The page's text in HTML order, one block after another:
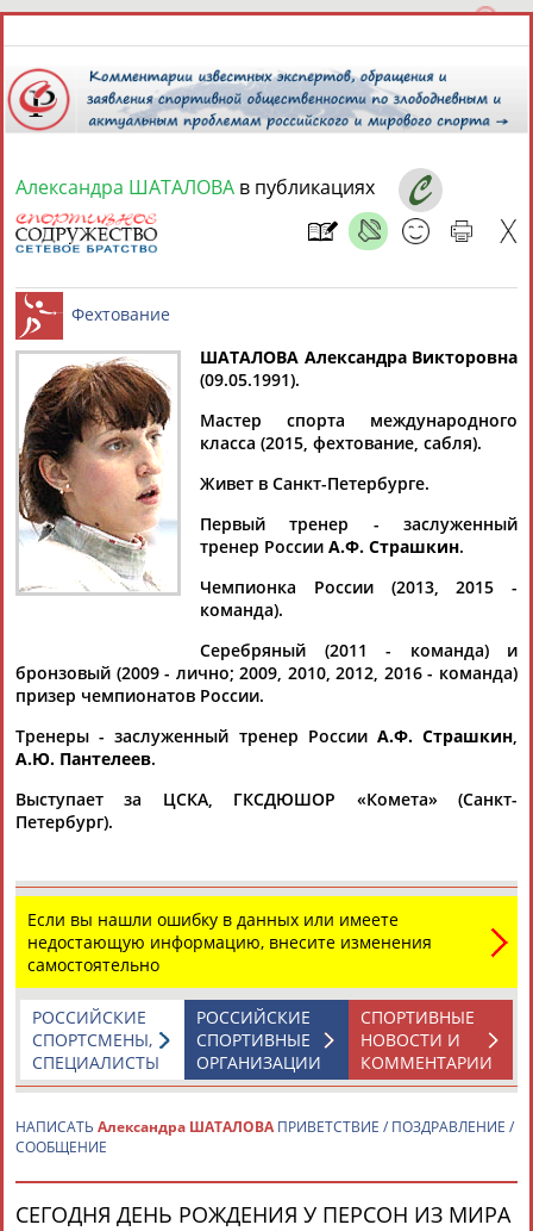
6 августа 2026 года,
СПОРТСМЕНЫ, ТРЕНЕРЫ И СПЕЦИАЛИСТЫ
Найдено: 13181персон Расширенный поиск
Аслаудин
АБАЕВ
Елена
АБАИМОВА
АБАКУМОВА
Юлия
АБАЛАКИНА
АБАРЕНОВ
Тамилла
АБАСОВА
Рамазан
АБАЧАРАЕВ
АБАШИДЗЕ
АББАТЕ-
БУЛАТОВА
АББЯСОВА
АБДИКАРИМОВААБДРАХМАНОВ
Александра ШАТАЛОВА в публикациях
Фехтование
ШАТАЛОВА Александра Викторовна
(09.05.1991).
Мастер спорта международного
класса (2015, фехтование, сабля).
Живет в Санкт-Петербурге.
Первый тренер - заслуженный
тренер России А.Ф. Страшкин.
Чемпионка России (2013, 2015 -
команда).
Серебряный (2011 - команда) и
бронзовый (2009 - лично; 2009, 2010, 2012, 2016 - команда)
призер чемпионатов России.
Тренеры - заслуженный тренер России А.Ф. Страшкин,
А.Ю. Пантелеев.
Выступает за ЦСКА, ГКСДЮШОР «Комета» (Санкт-
Петербург).
Если вы нашли ошибку в данных или имеете
недостающую информацию, внесите изменения
самостоятельно
СПОРТИВНЫЕ
НОВОСТИ И
КОММЕНТАРИИ
РОССИЙСКИЕ
СПОРТИВНЫЕ
ОРГАНИЗАЦИИ
РОССИЙСКИЕ
СПОРТСМЕНЫ,
СПЕЦИАЛИСТЫ
НАПИСАТЬ Александра ШАТАЛОВА ПРИВЕТСТВИЕ / ПОЗДРАВЛЕНИЕ /
СООБЩЕНИЕ
СЕГОДНЯ ДЕНЬ РОЖДЕНИЯ У ПЕРСОН ИЗ МИРА